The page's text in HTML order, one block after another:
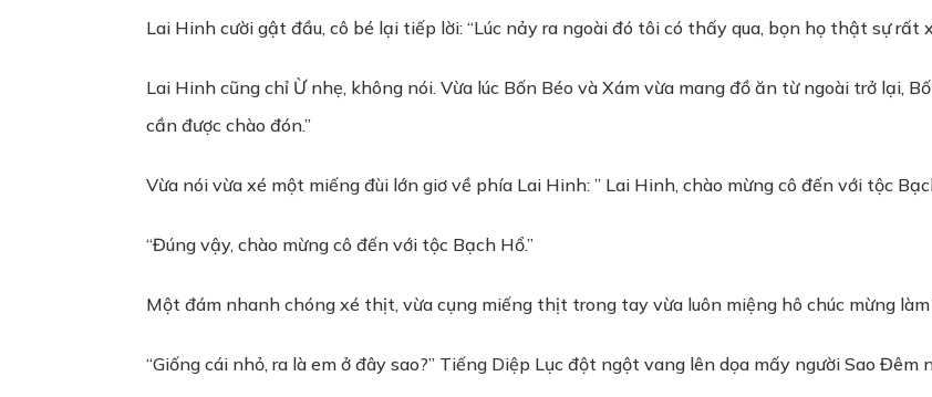
Lai Hinh cười gật đầu, cô bé lại tiếp lời: “Lúc nảy ra ngoài đó tôi có thấy qua, bọn họ thật sự rất
Lai Hinh cũng chỉ Ừ nhẹ, không nói. Vừa lúc Bốn Béo và Xám vừa mang đồ ăn từ ngoài trở lại,
cần được chào đón.”
Vừa nói vừa xé một miếng đùi lớn giơ về phía Lai Hinh: ” Lai Hinh, chào mừng cô đến với tộc
“Đúng vậy, chào mừng cô đến với tộc Bạch Hổ.”
Một đám nhanh chóng xé thịt, vừa cụng miếng thịt trong tay vừa luôn miệng hô chúc mừng
“Giống cái nhỏ, ra là em ở đây sao?” Tiếng Diệp Lục đột ngột vang lên dọa mấy người Sao Đêm